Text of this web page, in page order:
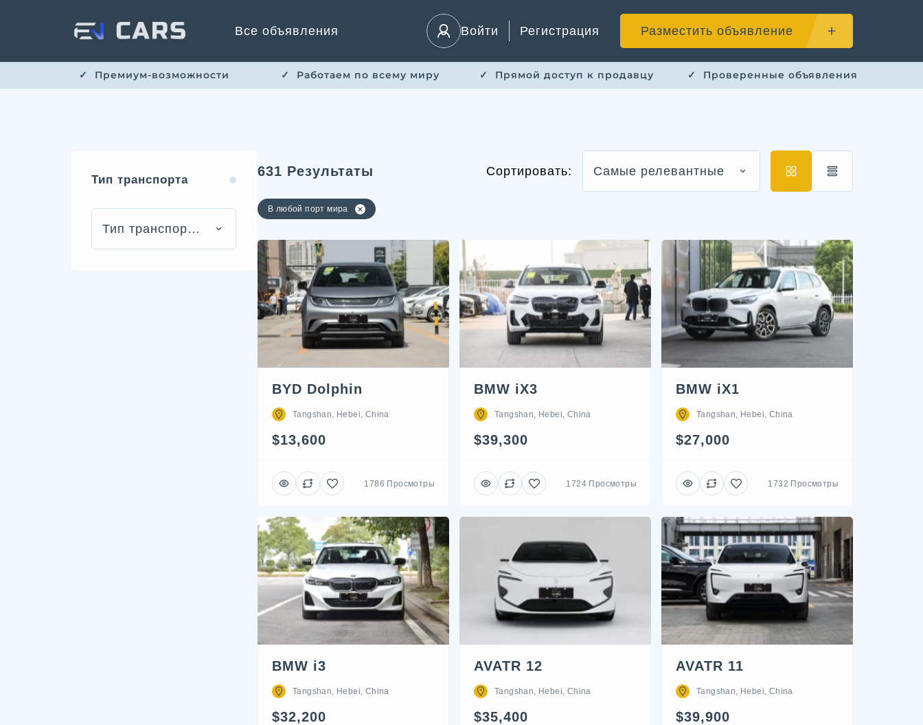
Все объявления Войти Регистрация Разместить объявление
✓ ​​ Премиум-возможности ✓ ​ Работаем по всему миру ✓ ​ Прямой доступ к продавцу ✓ ​ Проверенные объявления
Тип транспорта
Тип транспорта
631 Результаты Сортировать: Самые релевантные
В любой порт мира
BYD Dolphin
Tangshan, Hebei, China
$13,600
1786 Просмотры
BMW iX3
Tangshan, Hebei, China
$39,300
1724 Просмотры
BMW iX1
Tangshan, Hebei, China
$27,000
1732 Просмотры
BMW i3
Tangshan, Hebei, China
$32,200
AVATR 12
Tangshan, Hebei, China
$35,400
AVATR 11
Tangshan, Hebei, China
$39,900